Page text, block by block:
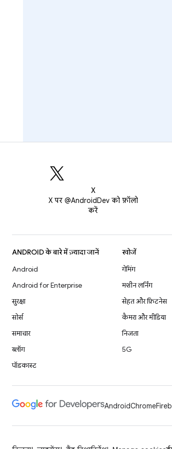
X
X पर @AndroidDev को फ़ॉलो
करें
ANDROID के बारे में ज़्यादा जानें
Android
Android for Enterprise
सुरक्षा
सोर्स
समाचार
ब्लॉग
पॉडकास्ट
खोजें
गेमिंग
मशीन लर्निंग
सेहत और फ़िटनेस
कैमरा और मीडिया
निजता
5G
AndroidChrome